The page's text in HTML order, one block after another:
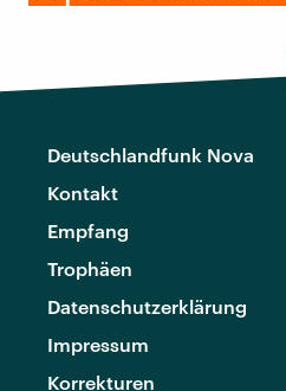
Deutschlandfunk Nova
Kontakt
Empfang
Trophäen
Datenschutzerklärung
Impressum
Korrekturen